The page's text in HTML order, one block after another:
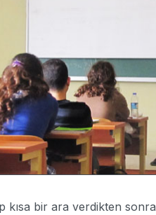
kısa bir ara verdikten sonra